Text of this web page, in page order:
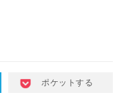
ポケットする